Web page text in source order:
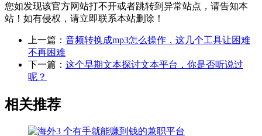
您如发现该官方网站打不开或者跳转到异常站点，请告知本
站！如有侵权，请立即联系本站删除！
上一篇： 音频转换成mp3怎么操作，这几个工具让困难
不再困难
下一篇： 这个早期文本探讨文本平台，你是否听说过
呢？
相关推荐